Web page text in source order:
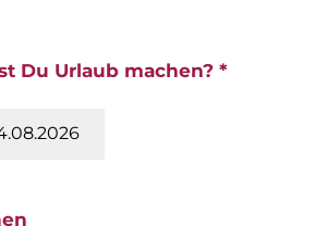
Du Urlaub machen? *